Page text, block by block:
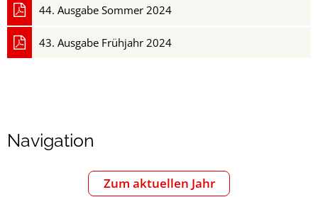
44. Ausgabe Sommer 2024
43. Ausgabe Frühjahr 2024
Navigation
Zum aktuellen Jahr